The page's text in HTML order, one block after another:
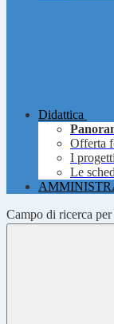
Didattica
Offerta
I
Le
Campo di ricerca